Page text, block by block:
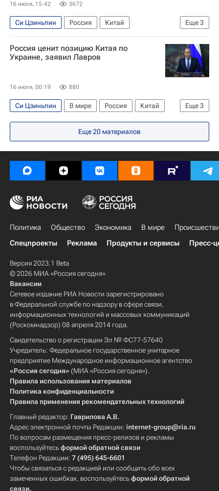
16 июля, 15:42 3672
Еще3
Си Цзиньпин Россия
Китай
Максут Шадаев
Ван И (политик) В мире
Россия ценит позицию Китая по
Украине, заявил Лавров
16 июля, 00:19 880
Еще3
Си Цзиньпин В мире Россия
Китай
Украина
Сергей Лавров
Владимир Путин
Еще20 материалов
Политика Общество Экономика В мире
Спецпроекты
Реклама Продукты и сервисы Пресс-
Версия 2023.1 Beta
© 2026 МИА «Россия сегодня»
Вакансии
Сетевое издание РИА Новости зарегистрировано
в Федеральной службе по надзору в сфере связи,
информационных технологий и массовых коммуникаций
(Роскомнадзор) 08 апреля 2014 года.
Свидетельство о регистрации Эл № ФС77-57640
Учредитель: Федеральное государственное унитарное
предприятие Международное информационное агентство
«Россия сегодня» (МИА «Россия сегодня»).
Правила использования материалов
Политика конфиденциальности
Правила применения рекомендательных технологий
Главный редактор: Гаврилова А.В.
Адрес электронной почты Редакции: internet-group@ria.ru
По вопросам размещения пресс-релизов и рекламы
воспользуйтесьформой обратной связи
Телефон Редакции: 7 (495) 645-6601
Чтобы связаться с редакцией или сообщить обо всех
замеченных ошибках, воспользуйтесьформой обратной
связи.